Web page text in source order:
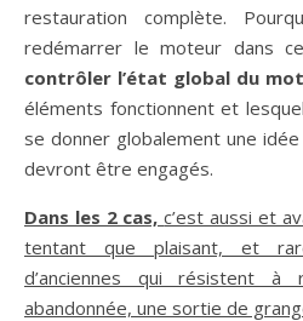
restauration complète.
redémarrer le moteur dans
contrôler l’état global du
éléments fonctionnent et
se donner globalement une
devront être engagés.
Dans les 2 cas,c’est aussi et
tentant que plaisant, et
d’anciennes qui résistent à
abandonnée, une sortie de